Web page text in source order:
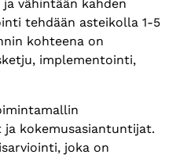
vähintään kahden
tehdään asteikolla 1-5
kohteena on
implementointi,
kokemusasiantuntijat.
joka on